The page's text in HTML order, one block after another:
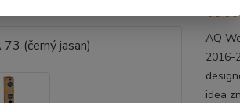
AQ
2016-
idea